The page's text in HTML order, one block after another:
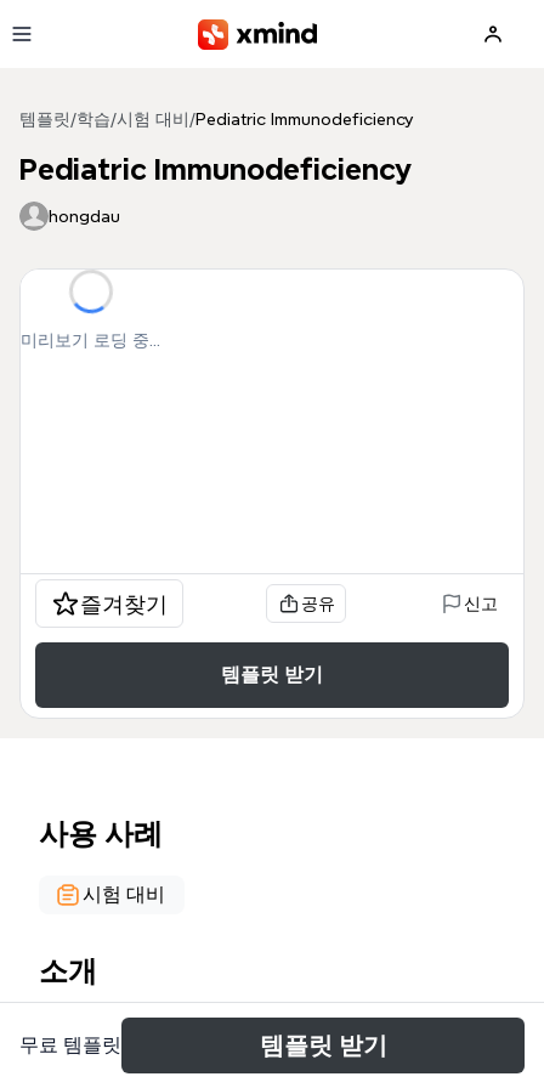
템플릿 /학습/시험 대비 /Pediatric Immunodeficiency
Pediatric Immunodeficiency
hongdau
미리보기 로딩 중...
즐겨찾기 공유 신고
템플릿 받기
사용 사례
시험 대비
소개
The Pediatric Immunodeficiency mind map template,
based on OnlineMedEd for Step 2 CK prep, covers
무료 템플릿 템플릿 받기